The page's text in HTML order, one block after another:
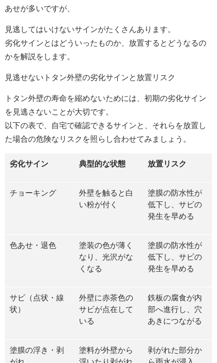
あせが多いですが、
見逃してはいけないサインがたくさんあります。
劣化サインとはどういったものか、放置するとどうなるの
かを解説をします。
見逃せないトタン外壁の劣化サインと放置リスク
トタン外壁の寿命を縮めないためには、初期の劣化サイン
を見逃さないことが大切です。
以下の表で、自宅で確認できるサインと、それらを放置し
た場合の危険なリスクを照らし合わせてみましょう。
劣化サイン 典型的な状態 放置リスク
チョーキング
外壁を触ると白
い粉が付く
塗膜の防水性が
低下し、サビの
発生を早める
色あせ・退色
塗装の色が薄く
なり、光沢がな
くなる
塗膜の防水性が
低下し、サビの
発生を早める
サビ（点状・線
状）
外壁に赤茶色の
サビが点在して
いる
鉄板の腐食が内
部へ進行し、穴
あきにつながる
塗膜の浮き・剥
塗料が外壁から
剥がれた部分か